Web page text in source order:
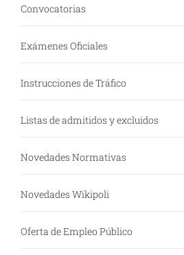
Convocatorias
Exámenes Oficiales
Instrucciones de Tráfico
Listas de admitidos y excluidos
Novedades Normativas
Novedades Wikipoli
Oferta de Empleo Público